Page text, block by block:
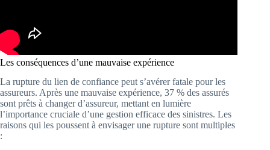
Les conséquences d’une mauvaise expérience
La rupture du lien de confiance peut s’avérer fatale pour les
assureurs. Après une mauvaise expérience, 37 % des assurés
sont prêts à changer d’assureur, mettant en lumière
l’importance cruciale d’une gestion efficace des sinistres. Les
raisons qui les poussent à envisager une rupture sont multiples
: